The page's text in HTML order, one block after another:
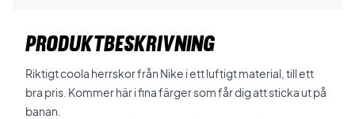
PRODUKTBESKRIVNING
Riktigt coola herrskor från Nike i ett luftigt material, till ett
bra pris. Kommer här i fina färger som får dig att sticka ut på
banan.